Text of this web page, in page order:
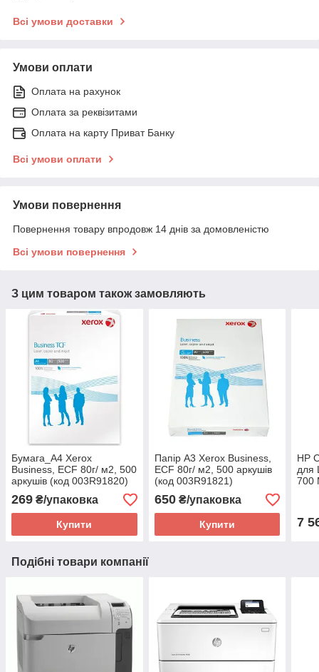
Всі умови доставки
Умови оплати
Оплата на рахунок
Оплата за реквізитами
Оплата на карту Приват Банку
Всі умови оплати
Умови повернення
Повернення товару впродовж 14 днів за домовленістю
Всі умови повернення
З цим товаром також замовляють
Бумага_A4 Xerox
Business, ECF 80г/ м2, 500
аркушів (код 003R91820)
269 ₴/упаковка
Купити
Папір A3 Xerox Business,
ECF 80г/ м2, 500 аркушів
(код 003R91821)
650₴/упаковка
Купити
HP
для
700
7
Подібні товари компанії